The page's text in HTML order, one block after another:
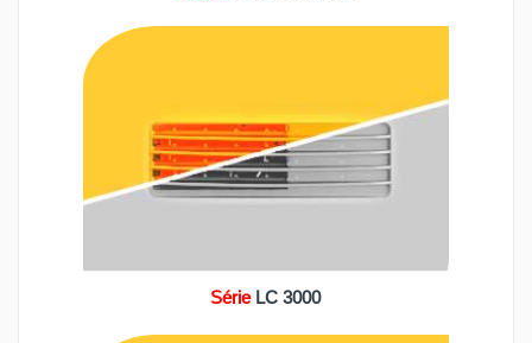
Série LC 3000